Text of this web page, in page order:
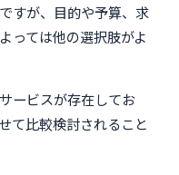
すが、目的や予算、求
っては他の選択肢がよ
ービスが存在してお
て比較検討されること